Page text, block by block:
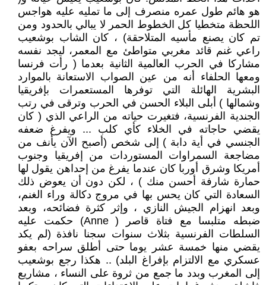
هو هائم طول عمره منصرف إلى ما تمليه عليه هواجس
اللحظة متخطيا كل الخطوط الحمر لا يبالي بالحدود ومن
تم كان يصنع مأسيه المتلاحقة) ، كان الشاب بوشعيب
راعي غنم قائد مغربي متواطئ مع المعمر، ليجد نفسه
مشاركا في الحرب العالمية الثانية بعدما ( رأت فرنسا
ومعها الحلفاء أنه من عين الصواب الاستعانة بالموارد
البشرية الهائلة التي توفرها المستعمرات بإفريقيا
وشمالها ) أبلى البلاء الحسن في الحرب وترقى في رتب
الجندية الفرنسية، فتغيرت حياته من الراعي الذي ( كان
يقضي حاجاته في الخلاء كأي كلب ... ويفرغ ضعفه
الجنسي في أية دابة ) إلى شخص (أصبح الآن يأنف من
مضاجعة السمراوات المستوردات من إفريقيا وجنوب
أمريكا وشرق أوربا كان عندما يفرغ من إحداهن يقول لها
حمارة شارفة أحسن منك ) ، لكن دون أن يعوض ذلك
السعادة التي كان يحس بها في مروج دكالة وراء الغنم،
وبعد انهزام الجيش النازي ، وإثر كثرة فضائحه، وبعد
ضبطه متلبسا مع فتاة قاصر ( Anne) حكمت عليه
السلطات الفرنسية بثلاث سنوات سجنا نافذة (لم يكد
يقضي منها خمسة عشر يوما حتى أطلق سراحه بعفو
عسكري مع الالتزام بإفراغ البلد) .. هكذا رجع بوشعيب
إلى المغرب وبدد ما جمع من ثروة على النساء ، مشاريع